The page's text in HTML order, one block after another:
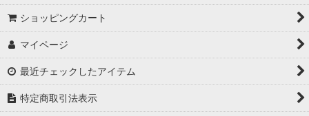
ショッピングカート
マイページ
最近チェックしたアイテム
特定商取引法表示